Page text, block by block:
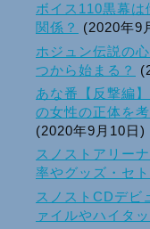
ボイス110黒幕は
関係？
(2020年9
ホジュン伝説の
つから始まる？
あな番【反撃編
の女性の正体を
(2020年9月10日)
スノストアリー
率やグッズ・セ
スノストCDデビ
ァイルやハイタ